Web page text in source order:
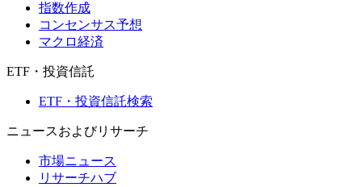
指数作成
コンセンサス予想
マクロ経済
ETF・投資信託
ETF・投資信託検索
ニュースおよびリサーチ
市場ニュース
リサーチハブ